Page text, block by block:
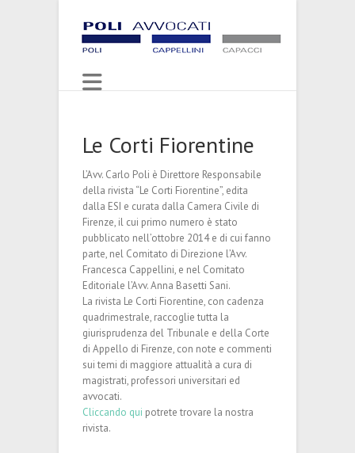
Le Corti Fiorentine
L’Avv. Carlo Poli è Direttore Responsabile
della rivista “Le Corti Fiorentine”, edita
dalla ESI e curata dalla Camera Civile di
Firenze, il cui primo numero è stato
pubblicato nell’ottobre 2014 e di cui fanno
parte, nel Comitato di Direzione l’Avv.
Francesca Cappellini, e nel Comitato
Editoriale l’Avv. Anna Basetti Sani.
La rivista Le Corti Fiorentine, con cadenza
quadrimestrale, raccoglie tutta la
giurisprudenza del Tribunale e della Corte
di Appello di Firenze, con note e commenti
sui temi di maggiore attualità a cura di
magistrati, professori universitari ed
avvocati.
Cliccando qui potrete trovare la nostra
rivista.